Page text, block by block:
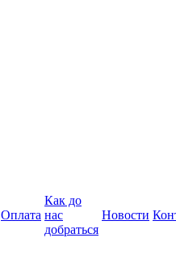
Оплата
Как до
нас
добраться
Новости